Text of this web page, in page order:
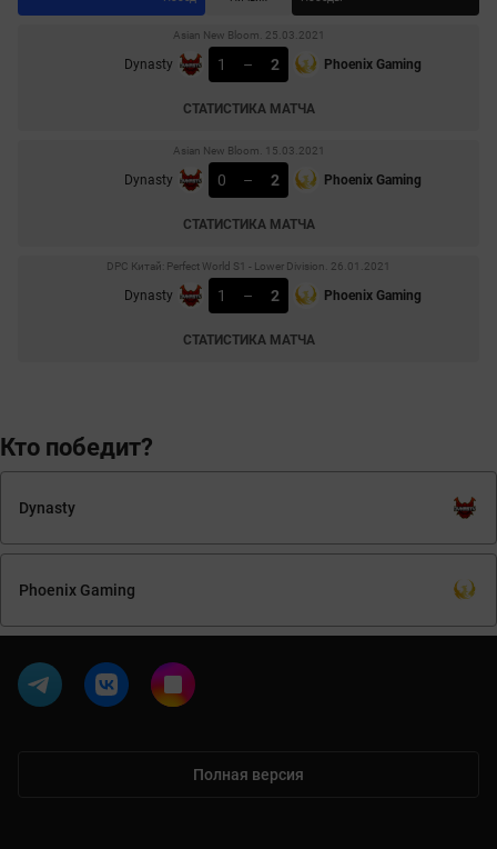
Кто победит?
Dynasty
Phoenix Gaming
Asian New Bloom. 25.03.2021
Dynasty 1 – 2 Phoenix Gaming
СТАТИСТИКА МАТЧА
Asian New Bloom. 15.03.2021
Dynasty 0 – 2 Phoenix Gaming
СТАТИСТИКА МАТЧА
DPC Китай: Perfect World S1 - Lower Division. 26.01.2021
Dynasty 1 – 2 Phoenix Gaming
СТАТИСТИКА МАТЧА
Полная версия